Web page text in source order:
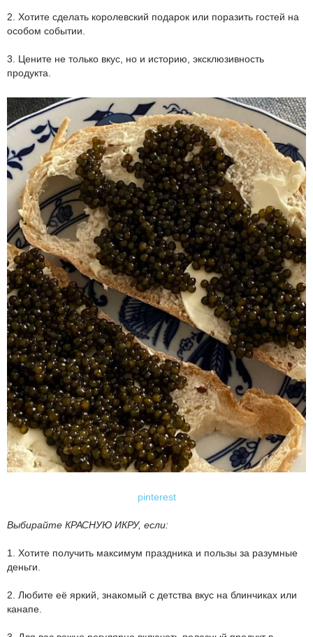
2. Хотите сделать королевский подарок или поразить гостей на
особом событии.
3. Цените не только вкус, но и историю, эксклюзивность
продукта.
pinterest
Выбирайте КРАСНУЮ ИКРУ, если:
1. Хотите получить максимум праздника и пользы за разумные
деньги.
2. Любите её яркий, знакомый с детства вкус на блинчиках или
канапе.